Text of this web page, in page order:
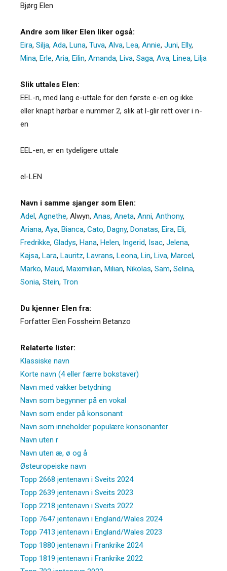
Bjørg Elen
Andre som liker Elen liker også:
Eira, Silja, Ada, Luna, Tuva, Alva, Lea, Annie, Juni, Elly,
Mina, Erle, Aria, Eilin, Amanda, Liva, Saga, Ava, Linea, Lilja
Slik uttales Elen:
EEL-n, med lang e-uttale for den første e-en og ikke
eller knapt hørbar e nummer 2, slik at l-glir rett over i n-
en
EEL-en, er en tydeligere uttale
el-LEN
Navn i samme sjanger som Elen:
Adel, Agnethe, Alwyn, Anas, Aneta, Anni, Anthony,
Ariana, Aya, Bianca, Cato, Dagny, Donatas, Eira, Eli,
Fredrikke, Gladys, Hana, Helen, Ingerid, Isac, Jelena,
Kajsa, Lara, Lauritz, Lavrans, Leona, Lin, Liva, Marcel,
Marko, Maud, Maximilian, Milian, Nikolas, Sam, Selina,
Sonia, Stein, Tron
Du kjenner Elen fra:
Forfatter Elen Fossheim Betanzo
Relaterte lister:
Klassiske navn
Korte navn (4 eller færre bokstaver)
Navn med vakker betydning
Navn som begynner på en vokal
Navn som ender på konsonant
Navn som inneholder populære konsonanter
Navn uten r
Navn uten æ, ø og å
Østeuropeiske navn
Topp 2668 jentenavn i Sveits 2024
Topp 2639 jentenavn i Sveits 2023
Topp 2218 jentenavn i Sveits 2022
Topp 7647 jentenavn i England/Wales 2024
Topp 7413 jentenavn i England/Wales 2023
Topp 1880 jentenavn i Frankrike 2024
Topp 1819 jentenavn i Frankrike 2022